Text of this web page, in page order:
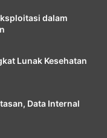
dalam
Lunak Kesehatan
Data Internal